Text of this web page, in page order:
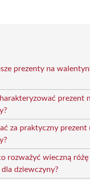
prezenty na
prezent
za praktyczny
rozważyć wieczną
dziewczyny?